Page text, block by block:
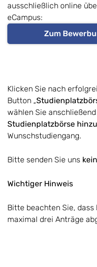
ausschließlich online
eCampus:
Zum
Klicken Sie nach
Button „
wählen Sie anschließend
Studienplatzbörse
Wunschstudiengang.
Bitte senden Sie uns
Wichtiger Hinweis
Bitte beachten Sie,
maximal drei Anträge